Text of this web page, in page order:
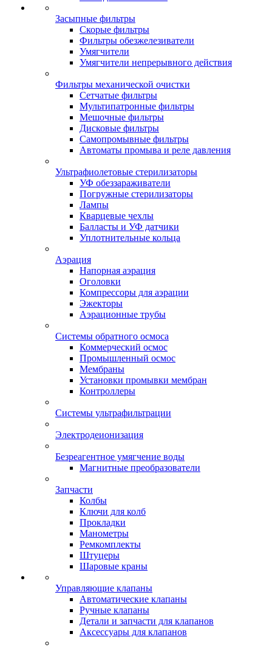
Засыпные фильтры
Скорые фильтры
Фильтры обезжелезиватели
Умягчители
Умягчители непрерывного действия
Фильтры механической очистки
Сетчатые фильтры
Мультипатронные фильтры
Мешочные фильтры
Дисковые фильтры
Самопромывные фильтры
Автоматы промыва и реле давления
Ультрафиолетовые стерилизаторы
УФ обеззараживатели
Погружные стерилизаторы
Лампы
Кварцевые чехлы
Балласты и УФ датчики
Уплотнительные кольца
Аэрация
Напорная аэрация
Оголовки
Компрессоры для аэрации
Эжекторы
Аэрационные трубы
Системы обратного осмоса
Коммерческий осмос
Промышленный осмос
Мембраны
Установки промывки мембран
Контроллеры
Системы ультрафильтрации
Электродеионизация
Безреагентное умягчение воды
Магнитные преобразователи
Запчасти
Колбы
Ключи для колб
Прокладки
Манометры
Ремкомплекты
Штуцеры
Шаровые краны
Управляющие клапаны
Автоматические клапаны
Ручные клапаны
Детали и запчасти для клапанов
Аксессуары для клапанов